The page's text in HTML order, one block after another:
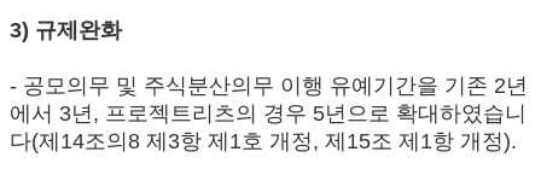
3) 규제완화
- 공모의무 및 주식분산의무 이행 유예기간을 기존 2년
에서 3년, 프로젝트리츠의 경우 5년으로 확대하였습니
다(제14조의8 제3항 제1호 개정, 제15조 제1항 개정).